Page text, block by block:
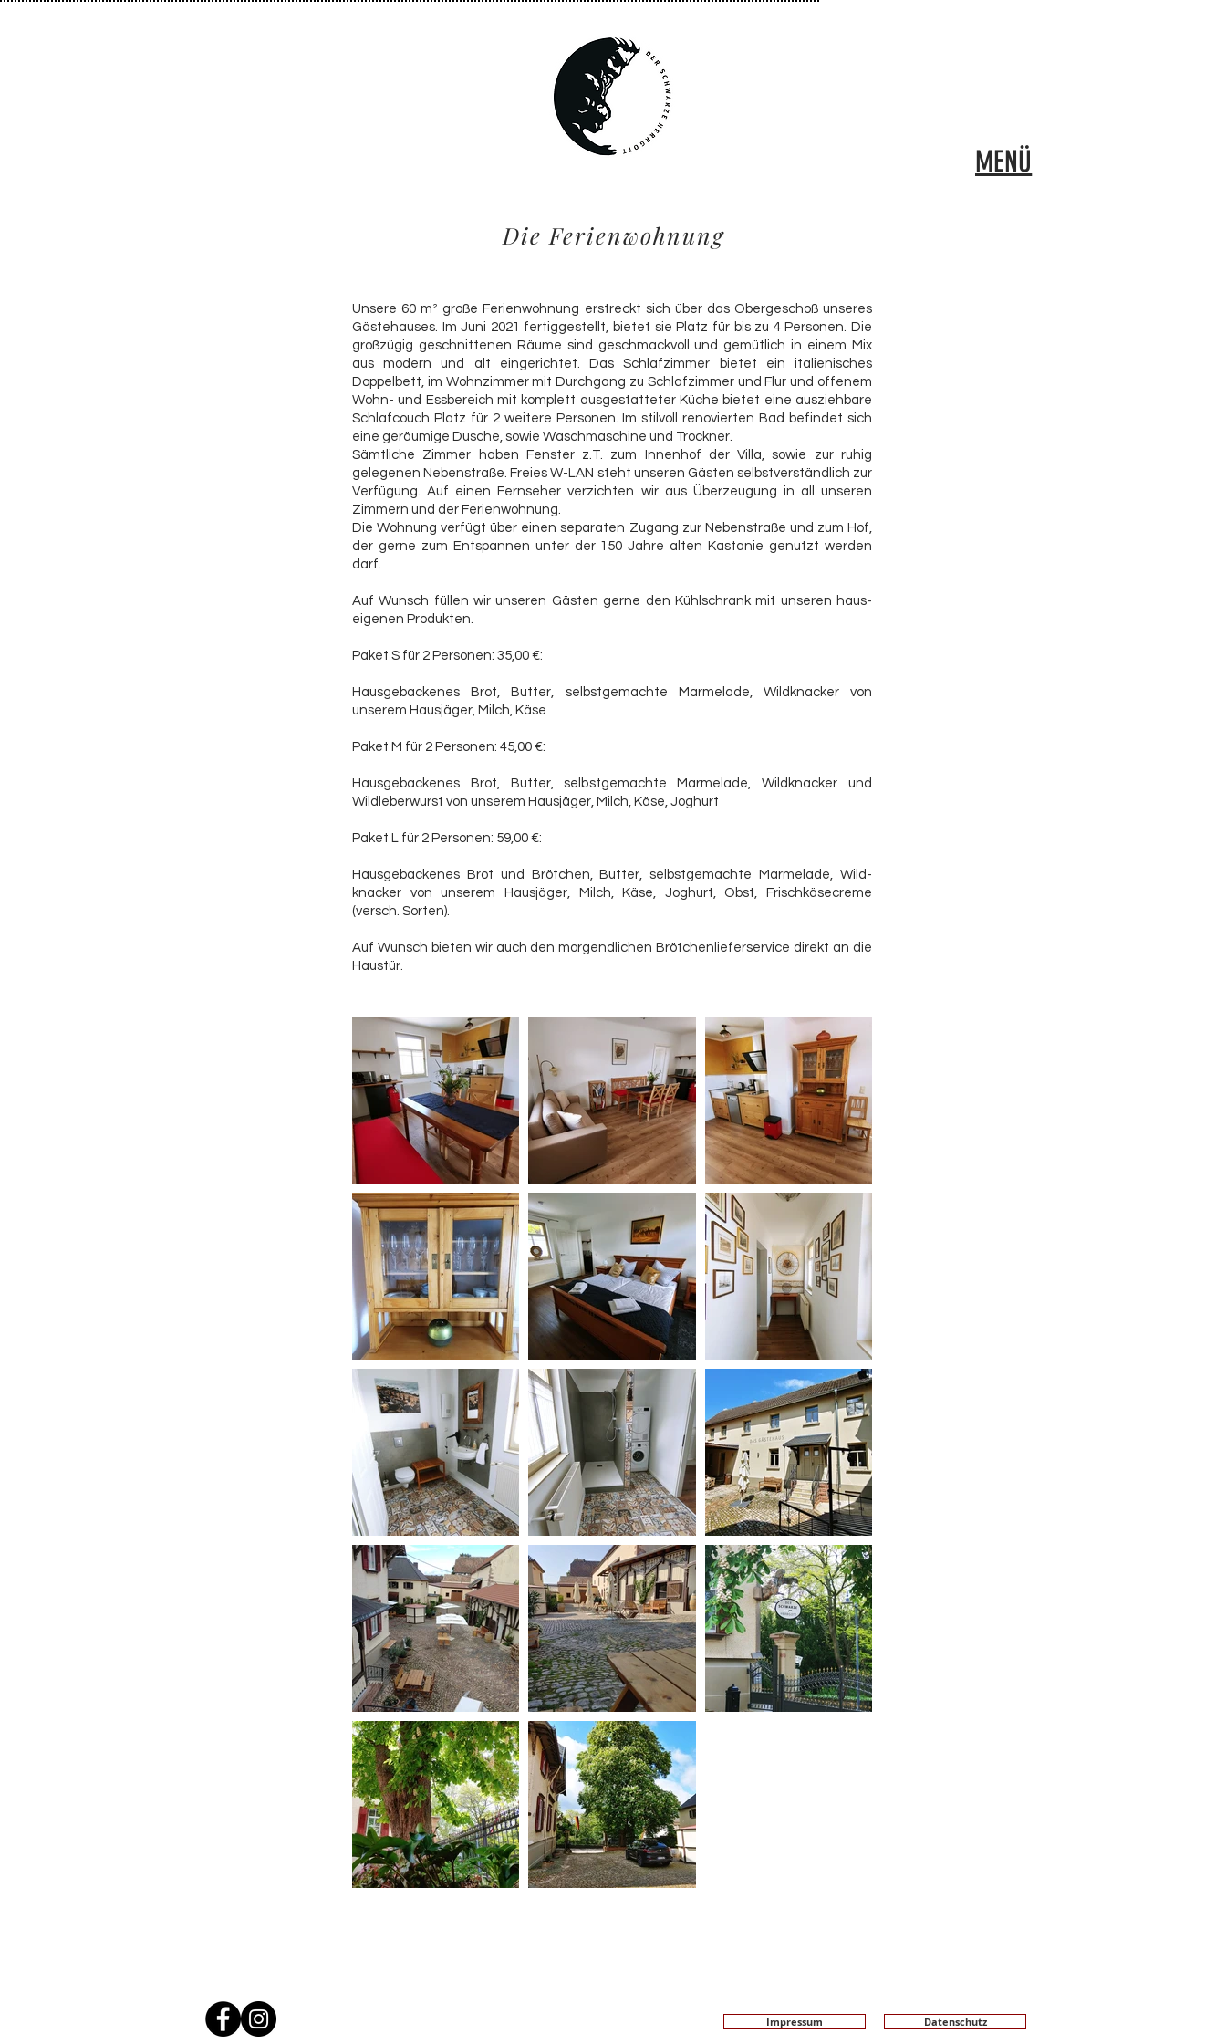
MENÜ
Die Ferienwohnung
Unsere 60 m² große Ferienwohnung erstreckt sich über das Obergeschoß unseres
Gästehauses. Im Juni 2021 fertiggestellt, bietet sie Platz für bis zu 4 Personen. Die
großzügig geschnittenen Räume sind geschmackvoll und gemütlich in einem Mix
aus modern und alt eingerichtet. Das Schlafzimmer bietet ein italienisches
Doppelbett, im Wohnzimmer mit Durchgang zu Schlafzimmer und Flur und offenem
Wohn- und Essbereich mit komplett ausgestatteter Küche bietet eine ausziehbare
Schlafcouch Platz für 2 weitere Personen. Im stilvoll renovierten Bad befindet sich
eine geräumige Dusche, sowie Waschmaschine und Trockner.
Sämtliche Zimmer haben Fenster z.T. zum Innenhof der Villa, sowie zur ruhig
gelegenen Nebenstraße. Freies W-LAN steht unseren Gästen selbstverständlich zur
Verfügung. Auf einen Fernseher verzichten wir aus Überzeugung in all unseren
Zimmern und der Ferienwohnung.
Die Wohnung verfügt über einen separaten Zugang zur Nebenstraße und zum Hof,
der gerne zum Entspannen unter der 150 Jahre alten Kastanie genutzt werden
darf.
Auf Wunsch füllen wir unseren Gästen gerne den Kühlschrank mit unseren haus-
eigenen Produkten.
Paket S für 2 Personen: 35,00 €:
Hausgebackenes Brot, Butter, selbstgemachte Marmelade, Wildknacker von
unserem Hausjäger, Milch, Käse
Paket M für 2 Personen: 45,00 €:
Hausgebackenes Brot, Butter, selbstgemachte Marmelade, Wildknacker und
Wildleberwurst von unserem Hausjäger, Milch, Käse, Joghurt
Paket L für 2 Personen: 59,00 €:
Hausgebackenes Brot und Brötchen, Butter, selbstgemachte Marmelade, Wild-
knacker von unserem Hausjäger, Milch, Käse, Joghurt, Obst, Frischkäsecreme
(versch. Sorten).
Auf Wunsch bieten wir auch den morgendlichen Brötchenlieferservice direkt an die
Haustür.
Impressum Datenschutz